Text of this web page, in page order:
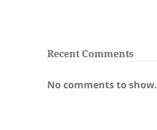
Recent Comments
No comments to show.